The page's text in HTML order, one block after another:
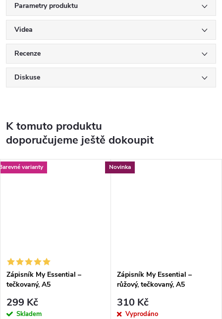
Parametry produktu
Videa
Recenze
Diskuse
K tomuto produktu
doporučujeme ještě dokoupit
varianty
Zápisník My Essential –
tečkovaný, A5
299 Kč
Skladem
Novinka
Zápisník My Essential –
růžový, tečkovaný, A5
310 Kč
Vyprodáno